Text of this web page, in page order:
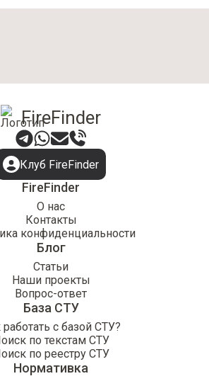
FireFinder
Клуб FireFinder
FireFinder
О нас
Контакты
конфиденциальности
Блог
Статьи
Наши проекты
Вопрос-ответ
База СТУ
работать с базой СТУ?
по текстам СТУ
по реестру СТУ
Нормативка